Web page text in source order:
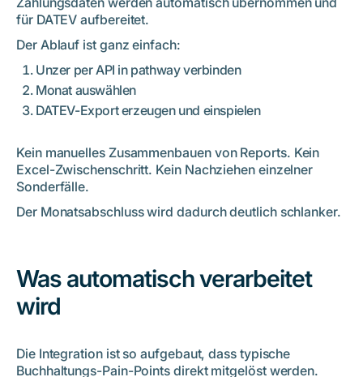
für DATEV aufbereitet.
Der Ablauf ist ganz einfach:
Unzer per API in pathway verbinden
Monat auswählen
DATEV-Export erzeugen und einspielen
Kein manuelles Zusammenbauen von Reports. Kein
Excel-Zwischenschritt. Kein Nachziehen einzelner
Sonderfälle.
Der Monatsabschluss wird dadurch deutlich schlanker.
Was automatisch verarbeitet
wird
Die Integration ist so aufgebaut, dass typische
Buchhaltungs-Pain-Points direkt mitgelöst werden.